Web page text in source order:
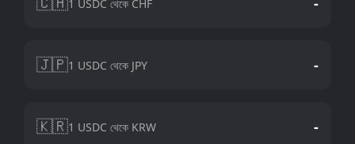
1 USDC থেকে CHF
🇯🇵1 USDC থেকে JPY -
🇰🇷1 USDC থেকে KRW -